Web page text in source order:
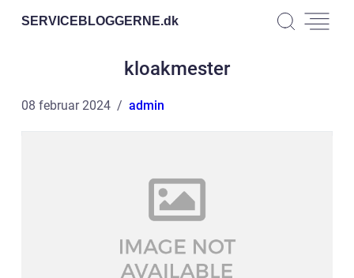
SERVICEBLOGGERNE.dk
kloakmester
08 februar 2024 admin